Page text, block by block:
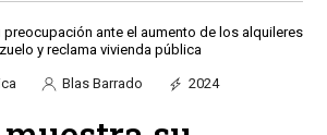
Blas Barrado
2024